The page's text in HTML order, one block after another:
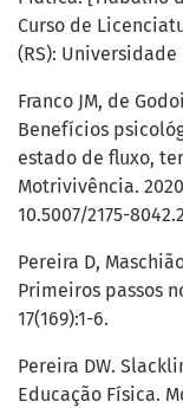
Curso de
(RS): Universidade
Franco JM, de
Benefícios
estado de fluxo,
Motrivivência.
10.5007/2175-
Pereira D,
Primeiros passos
17(169):1-6.
Pereira DW.
Educação Física.